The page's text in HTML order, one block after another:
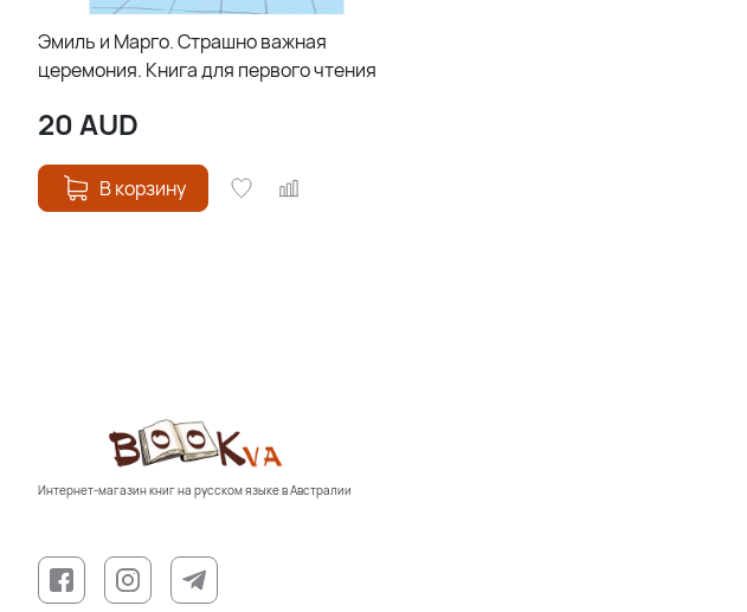
Эмиль и Марго. Страшно важная
церемония. Книга для первого чтения
20AUD
В корзину
Интернет-магазин книг на русском языке в Австралии